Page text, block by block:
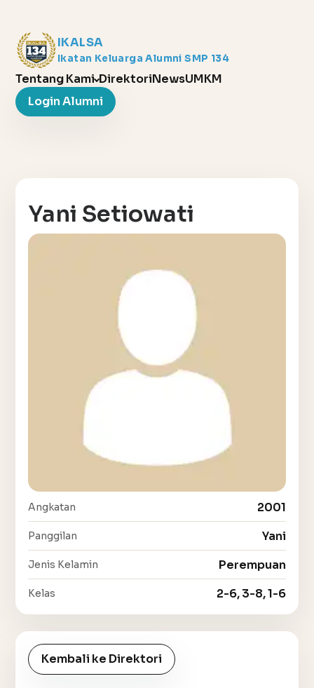
IKALSA
Ikatan Keluarga Alumni SMP 134
Tentang Kami DirektoriNewsUMKM
Login Alumni
Yani Setiowati
Angkatan 2001
Panggilan Yani
Jenis Kelamin Perempuan
Kelas 2-6, 3-8, 1-6
Kembali ke Direktori